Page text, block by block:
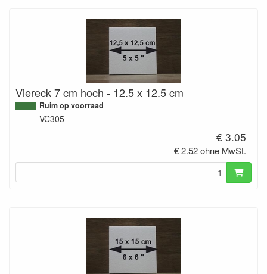
Viereck 7 cm hoch - 12.5 x 12.5 cm
Ruim op voorraad
VC305
€ 3.05
€ 2.52 ohne MwSt.